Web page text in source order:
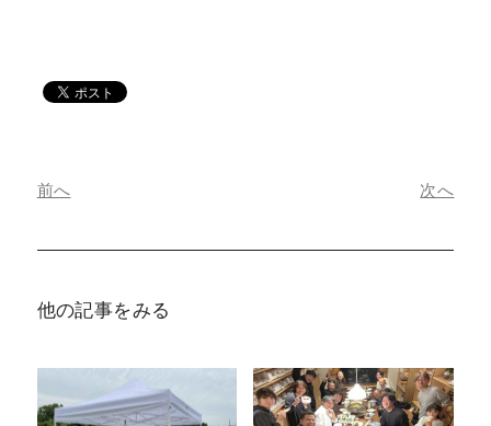
前へ 次へ
他の記事をみる